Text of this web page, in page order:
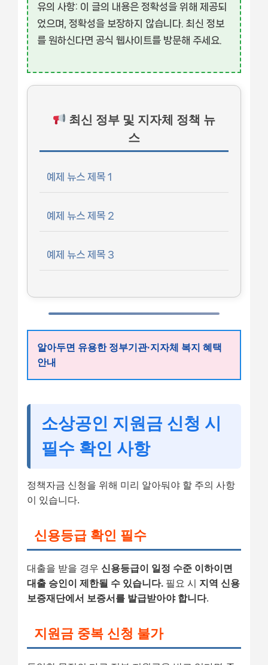
유의 사항: 이 글의 내용은 정확성을 위해 제공되
었으며, 정확성을 보장하지 않습니다. 최신 정보
를 원하신다면 공식 웹사이트를 방문해 주세요.
최신 정부 및 지자체 정책 뉴
스
예제 뉴스 제목 1
예제 뉴스 제목 2
예제 뉴스 제목 3
알아두면 유용한 정부기관·지자체 복지 혜택
안내
소상공인 지원금 신청 시
필수 확인 사항
정책자금 신청을 위해 미리 알아둬야 할 주의 사항
이 있습니다.
신용등급 확인 필수
대출을 받을 경우 신용등급이 일정 수준 이하이면
대출 승인이 제한될 수 있습니다. 필요 시 지역 신용
보증재단에서 보증서를 발급받아야 합니다.
지원금 중복 신청 불가